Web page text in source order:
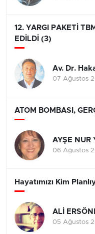
12. YARGI PAKETİ
EDİLDİ (3)
Av. Dr.
07 Ağustos
ATOM BOMBASI,
AYŞE NUR
06 Ağustos
Hayatımızı Kim
ALİ
05 Ağustos